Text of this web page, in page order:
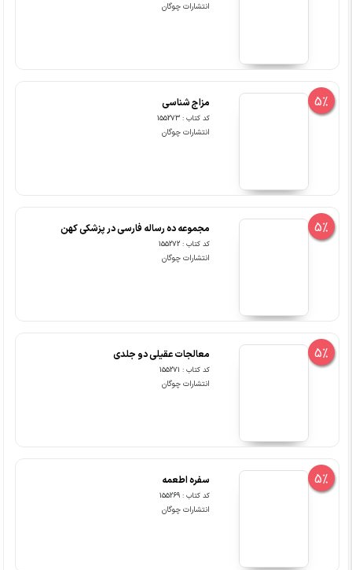
انتشارات چوگان
5% مزاج شناسی
کد کتاب : 155273
انتشارات چوگان
5% مجموعه ده رساله فارسی در پزشکی کهن
کد کتاب : 155272
انتشارات چوگان
5% معالجات عقیلی دو جلدی
کد کتاب : 155271
انتشارات چوگان
5% سفره اطعمه
کد کتاب : 155269
انتشارات چوگان